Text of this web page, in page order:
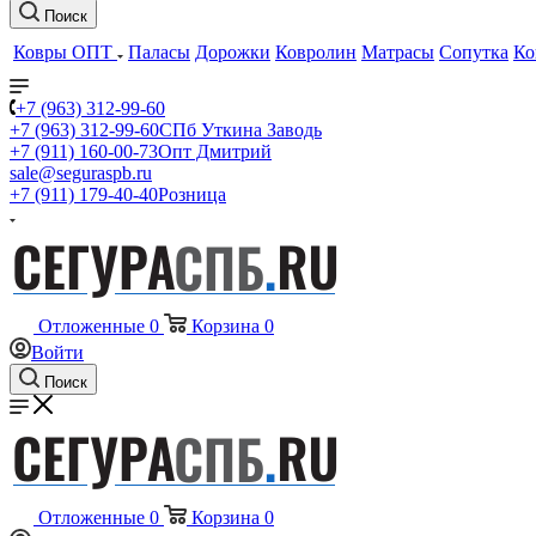
Поиск
Ковры ОПТ Паласы Дорожки Ковролин Матрасы Сопутка
+7 (963) 312-99-60
+7 (963) 312-99-60СПб Уткина Заводь
+7 (911) 160-00-73Опт Дмитрий
sale@seguraspb.ru
+7 (911) 179-40-40Розница
Отложенные 0 Корзина 0
Войти
Поиск
Отложенные 0 Корзина 0